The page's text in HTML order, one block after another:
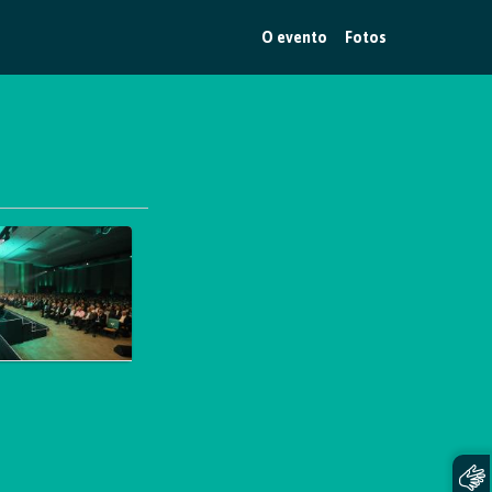
O evento Fotos